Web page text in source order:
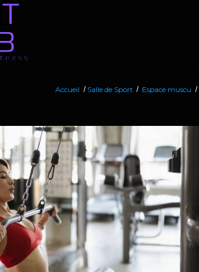
Accueil Salle de Sport Espace muscu